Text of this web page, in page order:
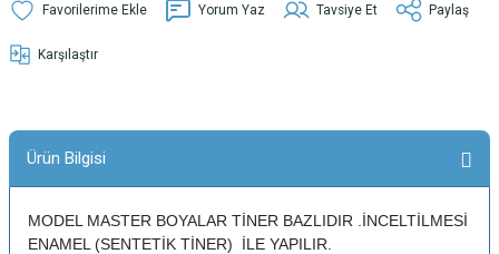
Yorum Yaz Tavsiye Et Paylaş
Karşılaştır
Ürün Bilgisi
MODEL MASTER BOYALAR TİNER BAZLIDIR .İNCELTİLMESİ
ENAMEL (SENTETİK TİNER) İLE YAPILIR.